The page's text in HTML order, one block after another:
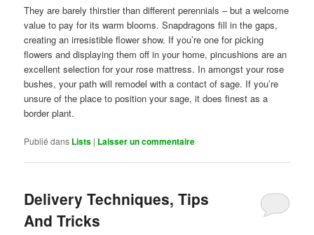
They are barely thirstier than different perennials – but a welcome
value to pay for its warm blooms. Snapdragons fill in the gaps,
creating an irresistible flower show. If you’re one for picking
flowers and displaying them off in your home, pincushions are an
excellent selection for your rose mattress. In amongst your rose
bushes, your path will remodel with a contact of sage. If you’re
unsure of the place to position your sage, it does finest as a
border plant.
Publié dans Lists | Laisser un commentaire
Delivery Techniques, Tips
And Tricks